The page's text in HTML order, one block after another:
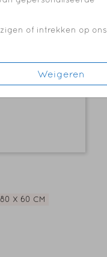
of intrekken op ons
Weigeren
X 60 CM